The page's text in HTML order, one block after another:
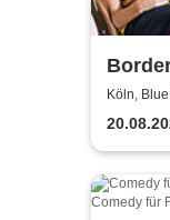
Köln, Blue